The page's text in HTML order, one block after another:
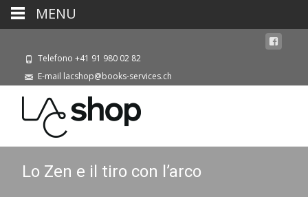
Telefono +41 91 980 02 82
E-mail lacshop@books-services.ch
Lo Zen e il tiro con l’arco
MENU